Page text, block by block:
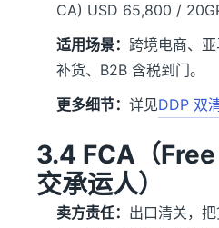
CA) USD 65,800 / 20GP
适用场景： 跨境电商、
补货、B2B 含税到门。
更多细节： 详见DDP 双
3.4 FCA（
交承运人）
卖方责任： 出口清关，